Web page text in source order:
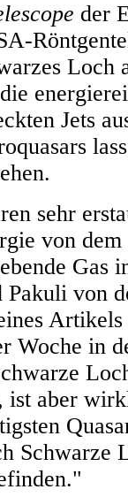
der
Loch
Jets
sehr
von
Gas
Pakuli von
Woche in
ist aber
Schwarze